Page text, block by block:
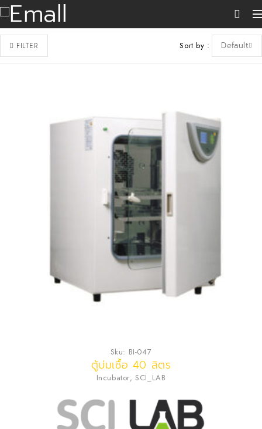
FILTER Sort by Default
Sku: BI-047
ตู้บ่มเชื้อ 40 ลิตร
Incubator,SCI_LAB